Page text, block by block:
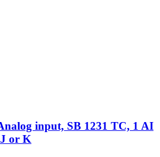
input, SB 1231 TC, 1 AI
or K